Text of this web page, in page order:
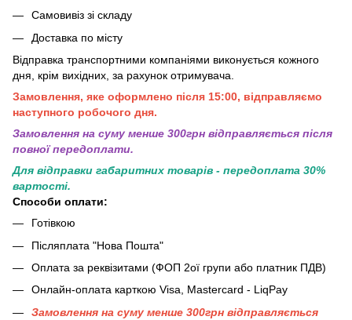
Самовивіз зі складу
Доставка по місту
Відправка транспортними компаніями виконується кожного
дня, крім вихідних, за рахунок отримувача.
Замовлення, яке оформлено після 15:00, відправляємо
наступного робочого дня.
Замовлення на суму менше 300грн вiдправляється пiсля
повної передоплати.
Для відправки габаритних товарів - передоплата 30%
вартості.
Способи оплати:
Готівкою
Післяплата "Нова Пошта"
Оплата за реквізитами (ФОП 2ої групи або платник ПДВ)
Онлайн-оплата карткою Visa, Mastercard - LiqPay
Замовлення на суму менше 300грн вiдправляється